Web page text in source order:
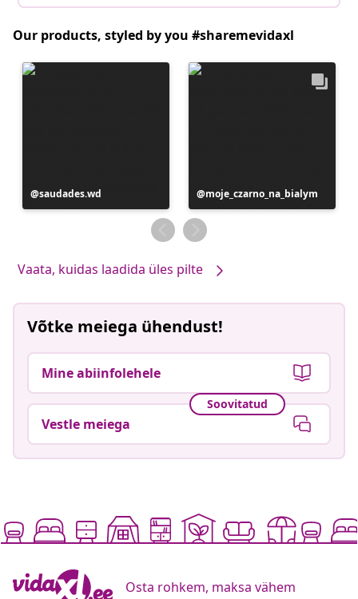
Our products, styled by you #sharemevidaxl
Postitus
avaldatud
saudades.wd
Postitus
avaldatud
moje_czarno_na_bialym
Vaata, kuidas laadida üles pilte
Võtke meiega ühendust!
Mine abiinfolehele
Soovitatud
Vestle meiega
Osta rohkem, maksa vähem